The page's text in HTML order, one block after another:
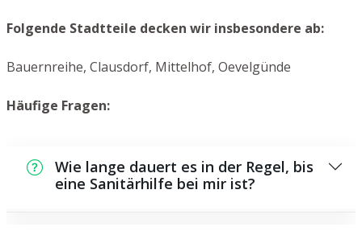
Folgende Stadtteile decken wir insbesondere ab:
Bauernreihe, Clausdorf, Mittelhof, Oevelgünde
Häufige Fragen:
Wie lange dauert es in der Regel, bis
eine Sanitärhilfe bei mir ist?